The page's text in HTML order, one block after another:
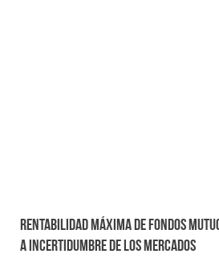
Rentabilidad máxima de fondos
a incertidumbre de los mercados